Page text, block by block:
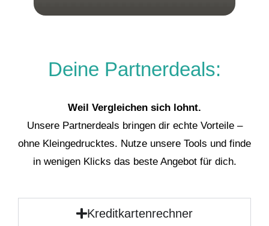
Deine Partnerdeals:
Weil Vergleichen sich lohnt.
Unsere Partnerdeals bringen dir echte Vorteile –
ohne Kleingedrucktes. Nutze unsere Tools und finde
in wenigen Klicks das beste Angebot für dich.
Kreditkartenrechner